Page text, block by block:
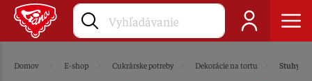
Domov E-shop Cukrárske potreby Dekorácie na tortu Stuhy